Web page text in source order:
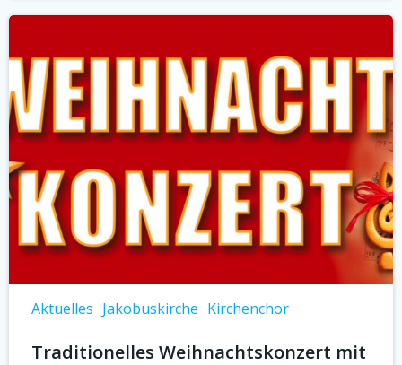
Aktuelles Jakobuskirche Kirchenchor
Traditionelles Weihnachtskonzert mit